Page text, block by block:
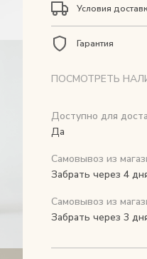
Условия
Гарантия
ПОСМОТРЕТЬ
Доступно для
Да
Самовывоз из
Забрать через 4
Самовывоз из
Забрать через 3